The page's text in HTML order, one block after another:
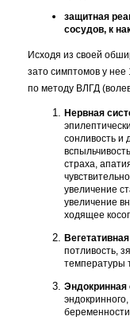
защитная
сосудов, к
Исходя из своей
зато симптомов у
по методу ВЛГД
Нервная
сонливость и
страха,
увеличение
увеличение
ходящее
пот­ливость,
температуры
Эндокринная